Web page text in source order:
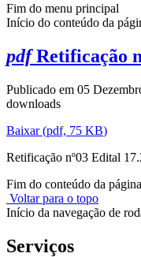
Fim do menu principal
Início do conteúdo da
pdf Retificação
Publicado em 05
downloads
Baixar(pdf, 75 KB)
Retificação nº03 Edital
Fim do conteúdo da página
Voltar para o topo
Início da navegação de
Serviços